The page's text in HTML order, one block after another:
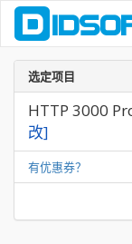
选定项目
HTTP 3000
改]
有优惠券？